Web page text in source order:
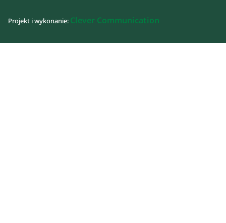
Projekt i wykonanie: Clever Communication